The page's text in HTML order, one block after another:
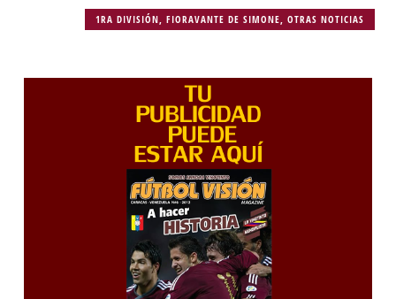
1RA DIVISIÓN,FIORAVANTE DE SIMONE,OTRAS NOTICIAS